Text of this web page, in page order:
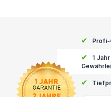
✔ Profi-
✔
1
✔